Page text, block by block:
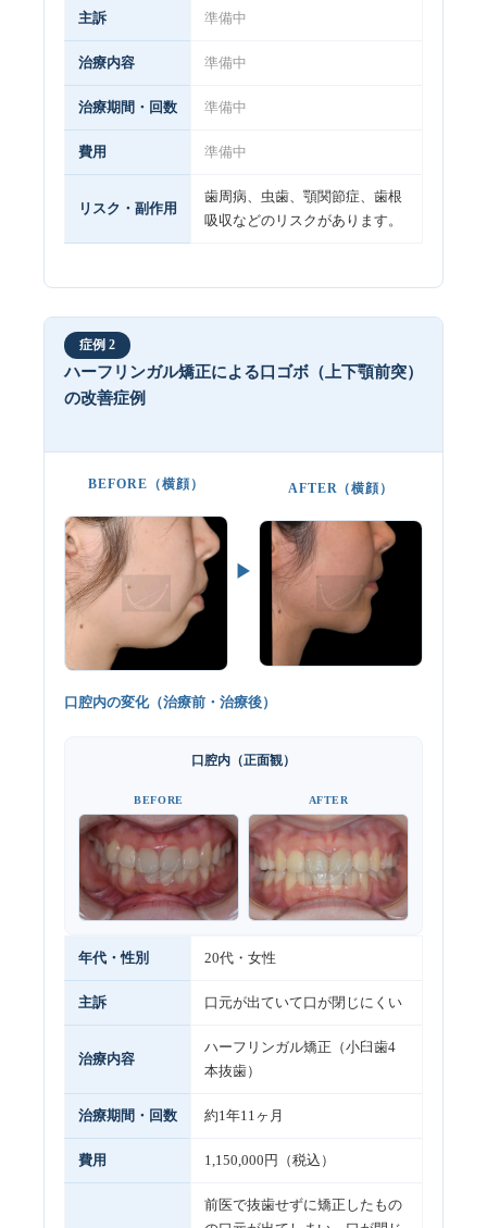
主訴 準備中
治療内容 準備中
治療期間・回数 準備中
費用 準備中
リスク・副作用
歯周病、虫歯、顎関節症、歯根
吸収などのリスクがあります。
症例 2
ハーフリンガル矯正による口ゴボ（上下顎前突）
の改善症例
BEFORE（横顔）
▶
AFTER（横顔）
口腔内の変化（治療前・治療後）
口腔内（正面観）
BEFORE AFTER
年代・性別 20代・女性
主訴 口元が出ていて口が閉じにくい
治療内容
ハーフリンガル矯正（小臼歯4
本抜歯）
治療期間・回数 約1年11ヶ月
費用 1,150,000円（税込）
前医で抜歯せずに矯正したもの